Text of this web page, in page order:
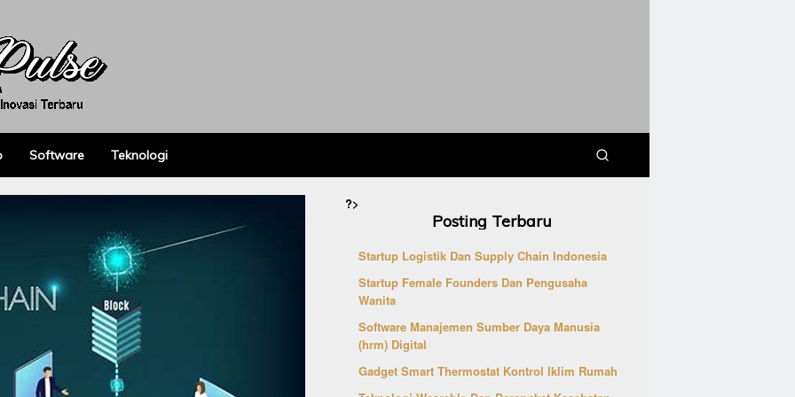
Software Teknologi
?>
Posting Terbaru
Startup Logistik Dan Supply Chain Indonesia
Startup Female Founders Dan Pengusaha
Wanita
Software Manajemen Sumber Daya Manusia
(hrm) Digital
Gadget Smart Thermostat Kontrol Iklim Rumah